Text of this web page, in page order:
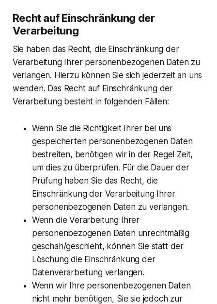
Recht auf Einschränkung der
Verarbeitung
Sie haben das Recht, die Einschränkung der
Verarbeitung Ihrer personenbezogenen Daten zu
verlangen. Hierzu können Sie sich jederzeit an uns
wenden. Das Recht auf Einschränkung der
Verarbeitung besteht in folgenden Fällen:
Wenn Sie die Richtigkeit Ihrer bei uns
gespeicherten personenbezogenen Daten
bestreiten, benötigen wir in der Regel Zeit,
um dies zu überprüfen. Für die Dauer der
Prüfung haben Sie das Recht, die
Einschränkung der Verarbeitung Ihrer
personenbezogenen Daten zu verlangen.
Wenn die Verarbeitung Ihrer
personenbezogenen Daten unrechtmäßig
geschah/geschieht, können Sie statt der
Löschung die Einschränkung der
Datenverarbeitung verlangen.
Wenn wir Ihre personenbezogenen Daten
nicht mehr benötigen, Sie sie jedoch zur